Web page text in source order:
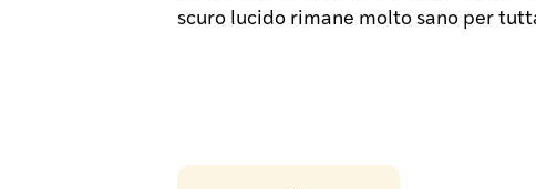
scuro lucido rimane molto sano per